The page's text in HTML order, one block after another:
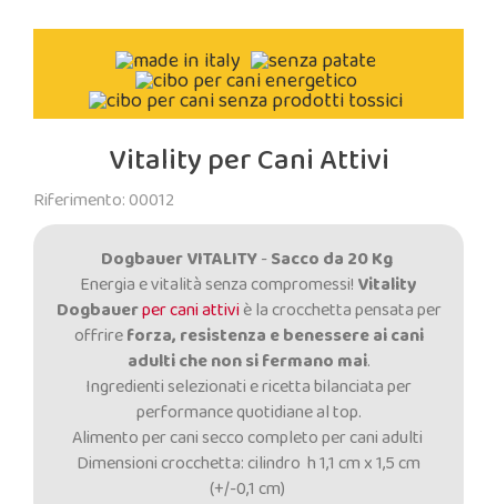
Vitality per Cani Attivi
Riferimento: 00012
Dogbauer VITALITY-Sacco da 20 Kg
Energia e vitalità senza compromessi! Vitality
Dogbauerper cani attiviè la crocchetta pensata per
offrireforza, resistenza e benessere ai cani
adulti che non si fermano mai.
Ingredienti selezionati e ricetta bilanciata per
performance quotidiane al top.
Alimento per cani secco completo per cani adulti
Dimensioni crocchetta: cilindro h 1,1 cm x 1,5 cm
(+/-0,1 cm)